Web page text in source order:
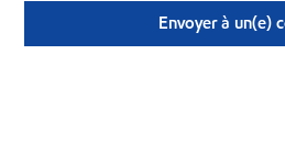
Envoyer à un(e)